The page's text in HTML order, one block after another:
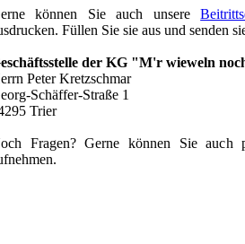
können Sie auch unsere
Füllen Sie sie aus und senden
der KG "M'r wieweln
Peter Kretzschmar
Schäffer-Straße 1
Trier
Fragen? Gerne können Sie auch